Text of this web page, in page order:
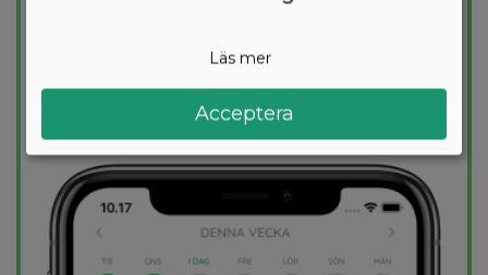
kalorimål varje dag.
PROVAGRATIS
Läs mer
Acceptera